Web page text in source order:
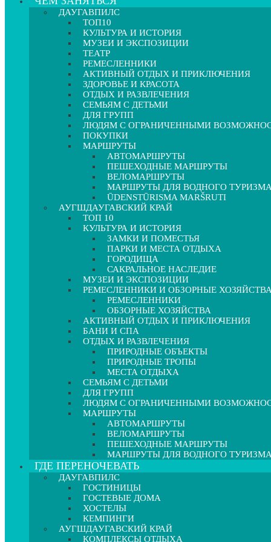
ДАУГАВПИЛС
ТОП10
КУЛЬТУРА И ИСТОРИЯ
МУЗЕИ И ЭКСПОЗИЦИИ
ТЕАТР
РЕМЕСЛЕННИКИ
АКТИВНЫЙ ОТДЫХ И ПРИКЛЮЧЕНИЯ
ЗДОРОВЬЕ И КРАСОТА
ОТДЫХ И РАЗВЛЕЧЕНИЯ
СЕМЬЯМ С ДЕТЬМИ
ДЛЯ ГРУПП
ЛЮДЯМ С ОГРАНИЧЕННЫМИ
ПОКУПКИ
МАРШРУТЫ
АВТОМАРШРУТЫ
ПЕШЕХОДНЫЕ МАРШРУТЫ
ВЕЛОМАРШРУТЫ
МАРШРУТЫ ДЛЯ ВОДНОГО ТУРИЗМА
ŪDENSTŪRISMA MARŠRUTI
АУГШДАУГАВСКИЙ КРАЙ
ТОП 10
КУЛЬТУРА И ИСТОРИЯ
ЗАМКИ И ПОМЕСТЬЯ
ПАРКИ И МЕСТА ОТДЫХА
ГОРОДИЩА
САКРАЛЬНОЕ НАСЛЕДИЕ
МУЗЕИ И ЭКСПОЗИЦИИ
РЕМЕСЛЕННИКИ И ОБЗОРНЫЕ ХОЗЯЙСТВА
РЕМЕСЛЕННИКИ
ОБЗОРНЫЕ ХОЗЯЙСТВА
АКТИВНЫЙ ОТДЫХ И ПРИКЛЮЧЕНИЯ
БАНИ И СПА
ОТДЫХ И РАЗВЛЕЧЕНИЯ
ПРИРОДНЫЕ ОБЪЕКТЫ
ПРИРОДНЫЕ ТРОПЫ
МЕСТА ОТДЫХА
СЕМЬЯМ С ДЕТЬМИ
ДЛЯ ГРУПП
ЛЮДЯМ С ОГРАНИЧЕННЫМИ
МАРШРУТЫ
АВТОМАРШРУТЫ
ВЕЛОМАРШРУТЫ
ПЕШЕХОДНЫЕ МАРШРУТЫ
МАРШРУТЫ ДЛЯ ВОДНОГО ТУРИЗМА
ГДЕ ПЕРЕНОЧЕВАТЬ
ДАУГАВПИЛС
ГОСТИНИЦЫ
ГОСТЕВЫЕ ДОМА
ХОСТЕЛЫ
КЕМПИНГИ
АУГШДАУГАВСКИЙ КРАЙ
КОМПЛЕКСЫ ОТДЫХА